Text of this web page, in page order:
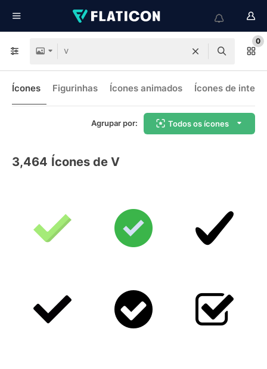
0
Ícones Figurinhas Ícones animados Ícones de
Agrupar por: Todos os ícones
3,464 Ícones de V